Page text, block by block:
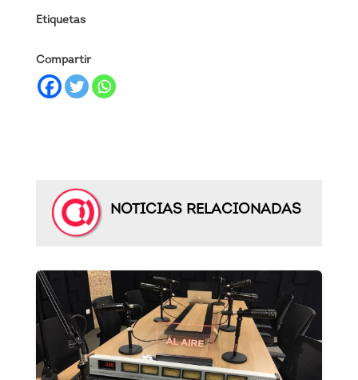
Etiquetas
Compartir
NOTICIAS RELACIONADAS